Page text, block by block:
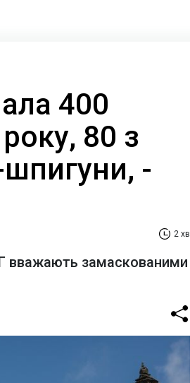
400
80 з
-
2 хв
вважають замаскованими